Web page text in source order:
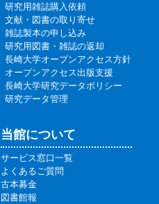
研究用雑誌購入依頼
文献・図書の取り寄せ
雑誌製本の申し込み
研究用図書・雑誌の返却
長崎大学オープンアクセス方針
オープンアクセス出版支援
長崎大学研究データポリシー
研究データ管理
当館について
サービス窓口一覧
よくあるご質問
古本募金
図書館報